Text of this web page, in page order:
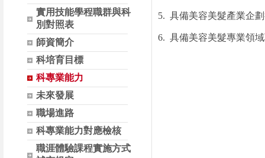
實用技能學程職群與科
別對照表
師資簡介
科培育目標
科專業能力
未來發展
職場進路
科專業能力對應檢核
職涯體驗課程實施方式
5. 具備美容美髮產業企
6. 具備美容美髮專業領